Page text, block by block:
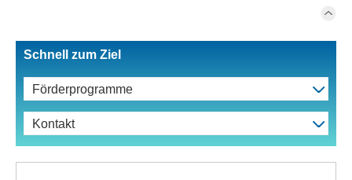
Schnell zum Ziel
Förderprogramme
Kontakt